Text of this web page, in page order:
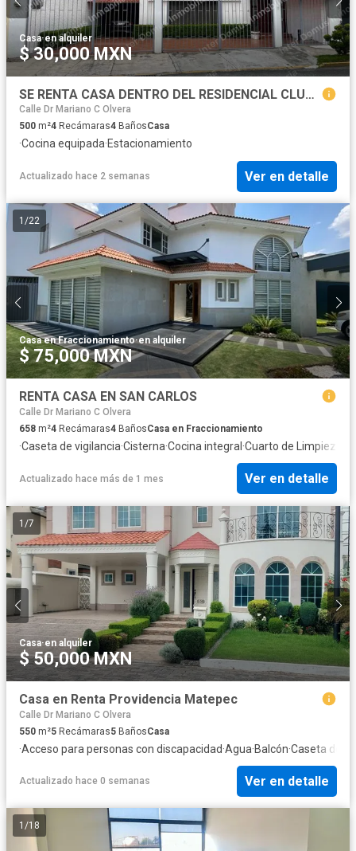
Casa·en alquiler
$ 30,000 MXN
SE RENTA CASA DENTRO DEL RESIDENCIAL CLUB DE GOLF SAN CARLOS, METEPEC. 4 recámaras c/u con baño, se aceptan mascotas.
Calle Dr Mariano C Olvera
500 m²4 Recámaras4 BañosCasa
·Cocina equipada·Estacionamiento
Actualizado hace 2 semanas Ver en detalle
1 /22
Casa en Fraccionamiento·en alquiler
$ 75,000 MXN
RENTA CASA EN SAN CARLOS
Calle Dr Mariano C Olvera
658 m²4 Recámaras4 BañosCasa en Fraccionamiento
·Caseta de vigilancia·Cisterna·Cocina integral ·Cuarto de Limpieza
Actualizado hace más de 1 mes Ver en detalle
1 /7
Casa·en alquiler
$ 50,000 MXN
Casa en Renta Providencia Matepec
Calle Dr Mariano C Olvera
550 m²5 Recámaras5 BañosCasa
·Acceso para personas con discapacidad·Agua·Balcón·Caseta de
Actualizado hace 0 semanas Ver en detalle
1 /18